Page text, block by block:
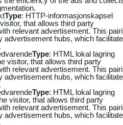
Type: HTTP-informasjonskapsel
that allows third party
relevant advertisement. This
advertisement hubs, which
Type: HTML lokal lagring
visitor, that allows third party
relevant advertisement. This
advertisement hubs, which
Type: HTML lokal lagring
visitor, that allows third party
relevant advertisement. This
advertisement hubs, which